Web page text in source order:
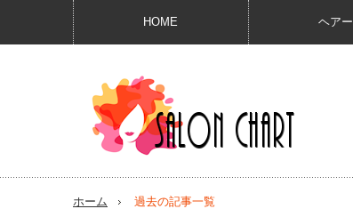
HOME ヘアー
ホーム 過去の記事一覧